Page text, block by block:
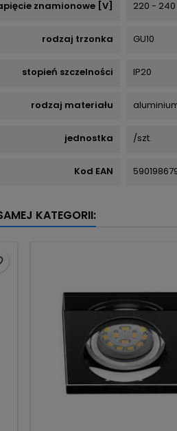
znamionowe [V] 220 - 240
rodzaj trzonka GU10
stopień szczelności IP20
rodzaj materiału
jednostka /szt.
Kod EAN
KATEGORII: